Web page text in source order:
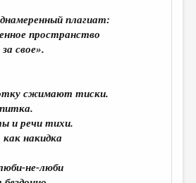
плагиат:
пространство
свое».
сжимают тиски.
и речи тихи.
накидка
не-люби